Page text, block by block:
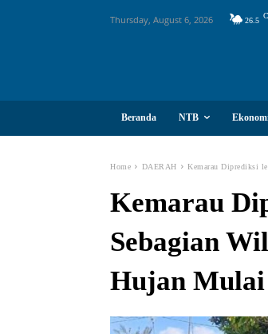
Thursday, August 6, 2026 26.5
C
Beranda NTB
Home DAERAH Kemarau Diprediksi
Kemarau
Sebagian
Hujan Mulai